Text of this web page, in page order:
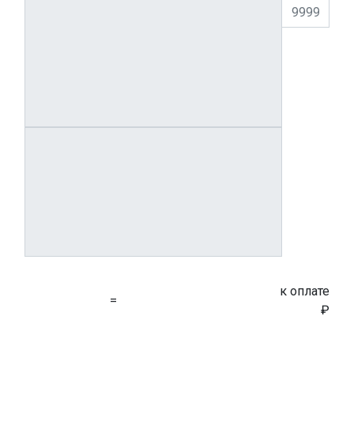
=
к оплате
₽